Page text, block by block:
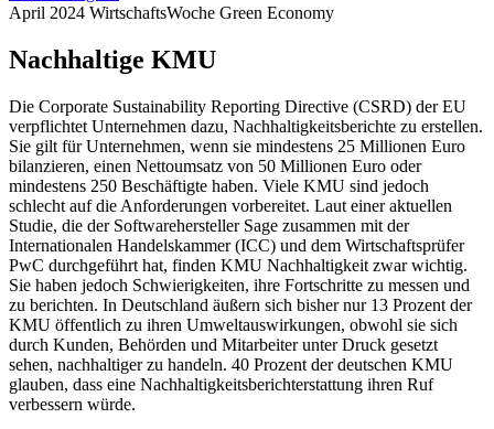
April 2024 WirtschaftsWoche Green Economy
Nachhaltige KMU
Die Corporate Sustainability Reporting Directive (CSRD) der EU
verpflichtet Unternehmen dazu, Nachhaltigkeitsberichte zu erstellen.
Sie gilt für Unternehmen, wenn sie mindestens 25 Millionen Euro
bilanzieren, einen Nettoumsatz von 50 Millionen Euro oder
mindestens 250 Beschäftigte haben. Viele KMU sind jedoch
schlecht auf die Anforderungen vorbereitet. Laut einer aktuellen
Studie, die der Softwarehersteller Sage zusammen mit der
Internationalen Handelskammer (ICC) und dem Wirtschaftsprüfer
PwC durchgeführt hat, finden KMU Nachhaltigkeit zwar wichtig.
Sie haben jedoch Schwierigkeiten, ihre Fortschritte zu messen und
zu berichten. In Deutschland äußern sich bisher nur 13 Prozent der
KMU öffentlich zu ihren Umweltauswirkungen, obwohl sie sich
durch Kunden, Behörden und Mitarbeiter unter Druck gesetzt
sehen, nachhaltiger zu handeln. 40 Prozent der deutschen KMU
glauben, dass eine Nachhaltigkeitsberichterstattung ihren Ruf
verbessern würde.